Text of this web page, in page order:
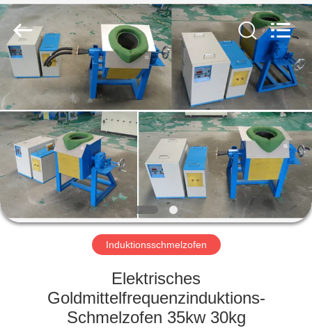
HAUS
PRODUKTE
ÜBER
UNS
FABRIK-
AUSFLUG
QUALITÄTSKONTROLLE
Electronics
Co.,
Rights
Reserved.
Induktionsschmelzofen
Elektrisches
Goldmittelfrequenzinduktions-
Schmelzofen 35kw 30kg